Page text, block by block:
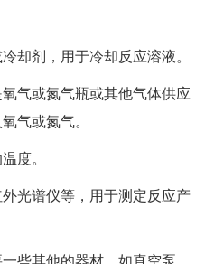
却剂，用于冷却反应溶液。
气或氮气瓶或其他气体供应
气或氮气。
度。
光谱仪等，用于测定反应产